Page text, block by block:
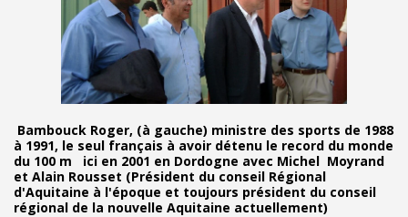
Bambouck Roger, (à gauche) ministre des sports de 1988
à 1991, le seul français à avoir détenu le record du monde
du 100 m ici en 2001 en Dordogne avec Michel Moyrand
et Alain Rousset (Président du conseil Régional
d'Aquitaine à l'époque et toujours président du conseil
régional de la nouvelle Aquitaine actuellement)